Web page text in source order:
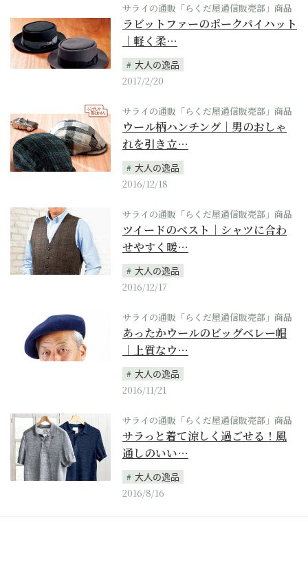
サライの通販「らくだ屋通信販売部」商品
ラビットファーのポークパイハット
｜軽く柔…
大人の逸品
2017/2/20
サライの通販「らくだ屋通信販売部」商品
ウール柄ハンチング｜男のおしゃ
れを引き立…
大人の逸品
2016/12/18
サライの通販「らくだ屋通信販売部」商品
ツイードのベスト｜シャツに合わ
せやすく暖…
大人の逸品
2016/12/17
サライの通販「らくだ屋通信販売部」商品
あったかウールのビッグベレー帽
｜上質なウ…
大人の逸品
2016/11/21
サライの通販「らくだ屋通信販売部」商品
サラっと着て涼しく過ごせる！風
通しのいい…
大人の逸品
2016/8/16